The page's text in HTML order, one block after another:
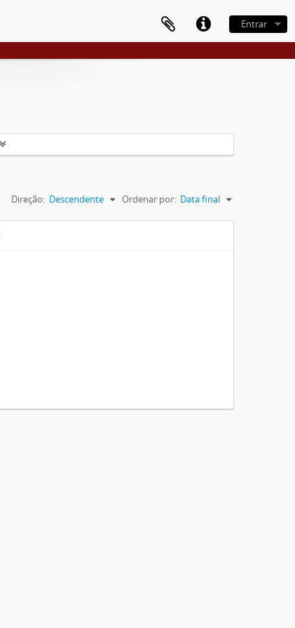
Entrar
Ordenar por: Data final
Direção: Descendente